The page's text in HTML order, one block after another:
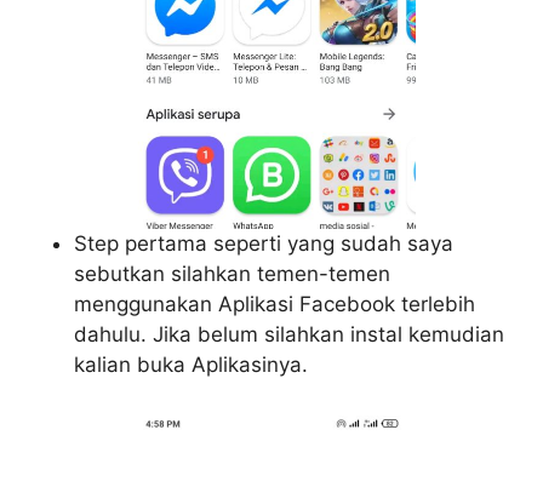
Step pertama seperti yang sudah saya
sebutkan silahkan temen-temen
menggunakan Aplikasi Facebook terlebih
dahulu. Jika belum silahkan instal kemudian
kalian buka Aplikasinya.